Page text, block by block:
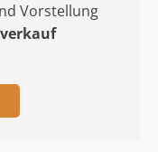
Vorstellung